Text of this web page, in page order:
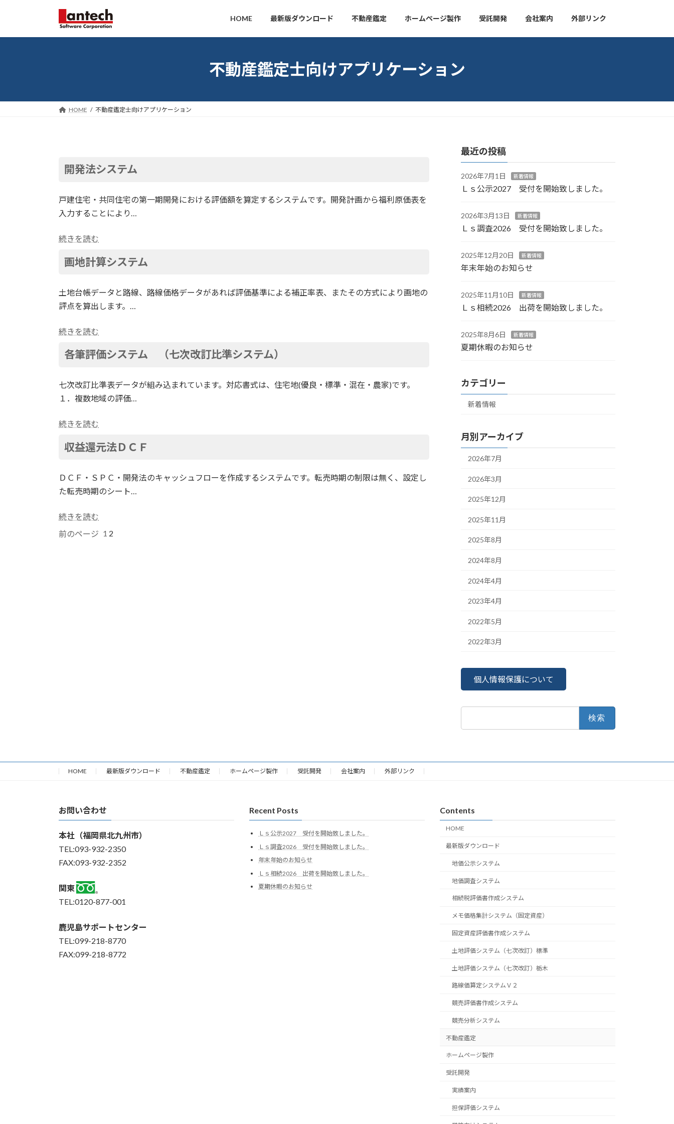
ッ
移
HOME 最新版ダウンロード 不動産鑑定 ホームページ製作 受託開発 会社案内 外部リンク
不動産鑑定士向けアプリケーション
HOME 不動産鑑定士向けアプリケーション
開発法システム
戸建住宅・共同住宅の第一期開発における評価額を算定するシステムです。開発計画から福利原価表を
入力することにより…
続きを読む
画地計算システム
土地台帳データと路線、路線価格データがあれば評価基準による補正率表、またその方式により画地の
評点を算出します。…
続きを読む
各筆評価システム （七次改訂比準システム）
七次改訂比準表データが組み込まれています。対応書式は、住宅地(優良・標準・混在・農家)です。
１．複数地域の評価…
続きを読む
収益還元法ＤＣＦ
ＤＣＦ・ＳＰＣ・開発法のキャッシュフローを作成するシステムです。転売時期の制限は無く、設定し
た転売時期のシート…
続きを読む
前のページ 1 2
最近の投稿
2026年7月1日 新着情報
Ｌｓ公示2027 受付を開始致しました。
2026年3月13日 新着情報
Ｌｓ調査2026 受付を開始致しました。
2025年12月20日 新着情報
年末年始のお知らせ
2025年11月10日 新着情報
Ｌｓ相続2026 出荷を開始致しました。
2025年8月6日 新着情報
夏期休暇のお知らせ
カテゴリー
新着情報
月別アーカイブ
2026年7月
2026年3月
2025年12月
2025年11月
2025年8月
2024年8月
2024年4月
2023年4月
2022年5月
2022年3月
個人情報保護について
HOME 最新版ダウンロード 不動産鑑定 ホームページ製作 受託開発 会社案内 外部リンク
お問い合わせ
本社（福岡県北九州市）
TEL:093-932-2350
FAX:093-932-2352
関東
TEL:0120-877-001
鹿児島サポートセンター
TEL:099-218-8770
FAX:099-218-8772
Recent Posts
Ｌｓ公示2027 受付を開始致しました。
Ｌｓ調査2026 受付を開始致しました。
年末年始のお知らせ
Ｌｓ相続2026 出荷を開始致しました。
夏期休暇のお知らせ
Contents
HOME
最新版ダウンロード
地価公示システム
地価調査システム
相続税評価書作成システム
メモ価格集計システム（固定資産）
固定資産評価書作成システム
土地評価システム（七次改訂）標準
土地評価システム（七次改訂）栃木
路線価算定システムＶ２
競売評価書作成システム
競売分析システム
不動産鑑定
ホームページ製作
受託開発
実績案内
担保評価システム